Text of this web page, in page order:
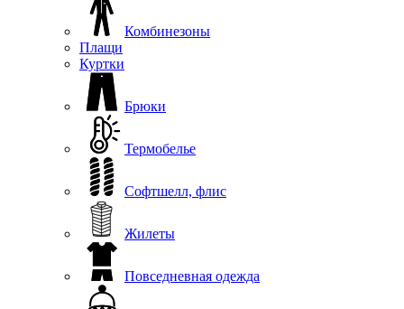
Комбинезоны
Плащи
Куртки
Брюки
Термобелье
Софтшелл, флис
Жилеты
Повседневная одежда